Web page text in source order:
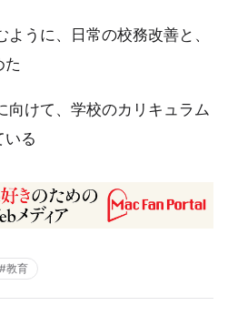
うに、日常の校務改善と、
た
けて、学校のカリキュラム
いる
#教育